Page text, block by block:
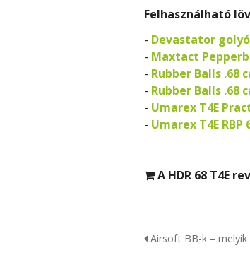
Felhasználható
- Devastator
- Maxtact
- Rubber Balls .68
- Rubber Balls .68
- Umarex T4E
- Umarex T4E
A HDR 68 T4E
Airsoft BB-k –